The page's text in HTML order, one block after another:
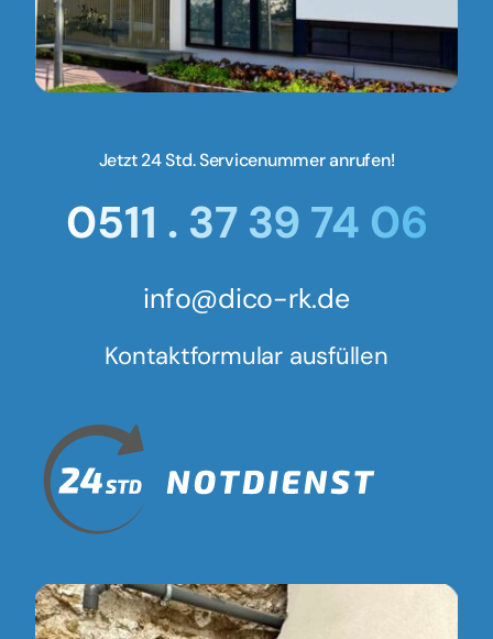
Jetzt 24 Std. Servicenummer anrufen!
0511 . 37 39 74 06
info@dico-rk.de
Kontaktformular ausfüllen